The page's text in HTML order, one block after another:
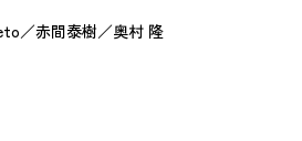
／赤間泰樹／奥村 隆